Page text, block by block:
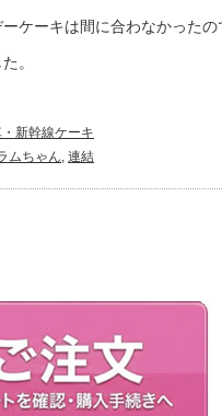
ケーキは間に合わなかった
。
・新幹線ケーキ
ムちゃん, 連結